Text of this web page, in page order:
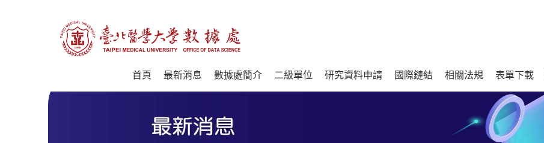
首頁 最新消息 數據處簡介 二級單位 研究資料申請 國際鏈結 相關法規 表單下載